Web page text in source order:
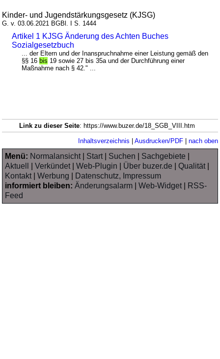
Kinder- und Jugendstärkungsgesetz (KJSG)
G. v. 03.06.2021 BGBl. I S. 1444
Artikel 1 KJSG Änderung des Achten Buches
Sozialgesetzbuch
... der Eltern und der Inanspruchnahme einer Leistung gemäß den
§§ 16bis 19 sowie 27 bis 35a und der Durchführung einer
Maßnahme nach § 42." ...
Link zu dieser Seite: https://www.buzer.de/18_SGB_VIII.htm
Inhaltsverzeichnis | Ausdrucken/PDF| nach oben
Menü: Normalansicht| Start| Suchen Sachgebiete
Aktuell
|Verkündet|Web-Plugin Über buzer.de |Qualität|
Kontakt|Werbung
Datenschutz, Impressum
informiert bleiben: Änderungsalarm |Web-Widget|
RSS-
Feed